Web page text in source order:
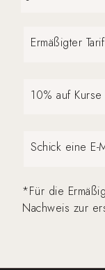
Ermäßigter
10% auf
Schick eine E-
*Für die
Nachweis zur